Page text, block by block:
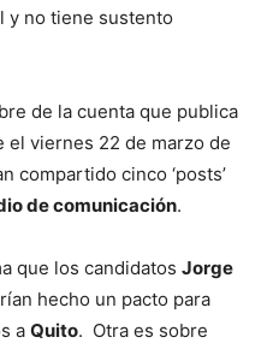
y no tiene sustento
de la cuenta que publica
el viernes 22 de marzo de
compartido cinco ‘posts’
de comunicación.
que los candidatos Jorge
hecho un pacto para
a Quito. Otra es sobre